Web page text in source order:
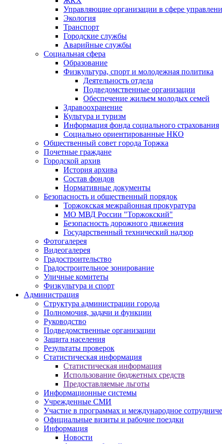
Управляющие организации в сфере
Экология
Транспорт
Городские службы
Аварийные службы
Социальная сфера
Образование
Физкультура, спорт и молодежная политика
Деятельность отдела
Подведомственные организации
Обеспечение жильем молодых семей
Здравоохранение
Культура и туризм
Информация фонда социального страхования
Социально ориентированные НКО
Общественный совет города Торжка
Почетные граждане
Городской архив
История архива
Состав фондов
Нормативные документы
Безопасность и общественный порядок
Торжокская межрайонная прокуратура
МО МВД России "Торжокский"
Безопасность дорожного движения
Государственный технический надзор
Фотогалерея
Видеогалерея
Градостроительство
Градостроительное зонирование
Уличные комитеты
Физкультура и спорт
Администрация
Структура администрации города
Полномочия, задачи и функции
Руководство
Подведомственные организации
Защита населения
Результаты проверок
Статистическая информация
Статистическая информация
Использование бюджетных средств
Предоставляемые льготы
Информационные системы
Учрежденные СМИ
Участие в программах и международное
Официальные визиты и рабочие поездки
Информация
Новости